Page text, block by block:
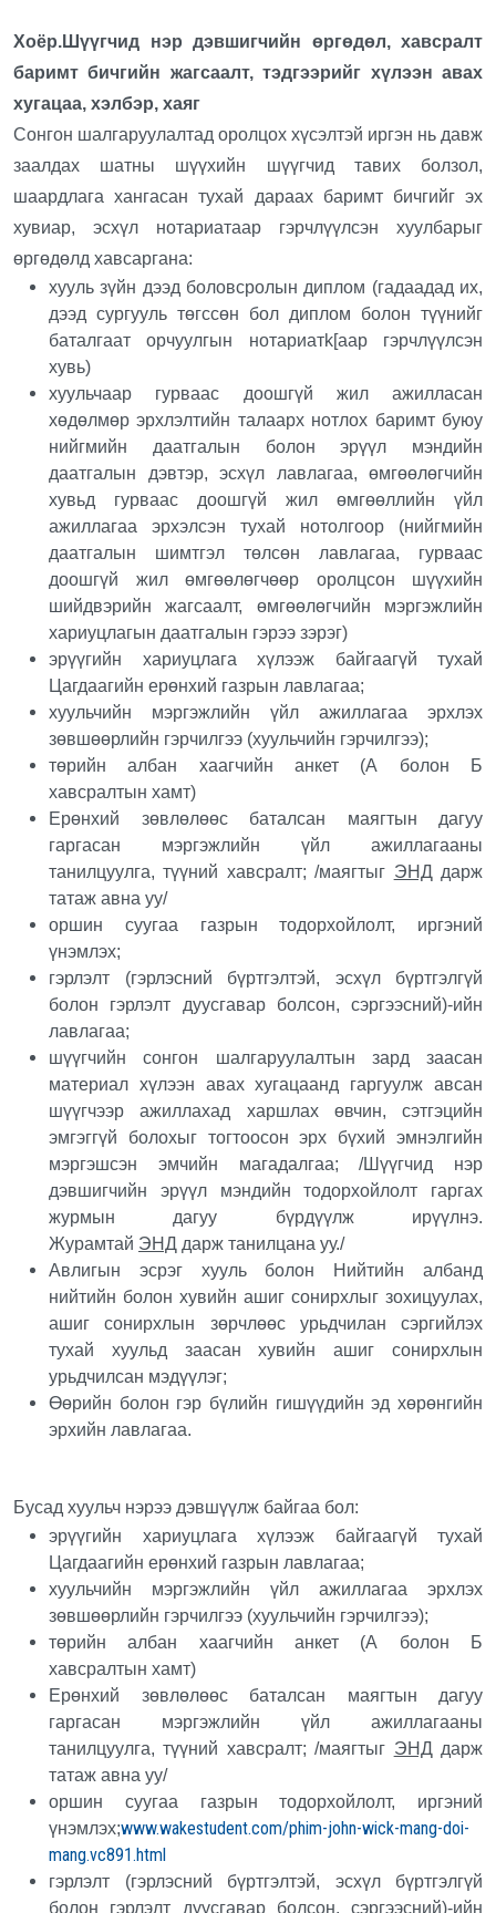
Хоёр.Шүүгчид нэр дэвшигчийн өргөдөл, хавсралт
баримт бичгийн жагсаалт, тэдгээрийг хүлээн авах
хугацаа, хэлбэр, хаяг
Сонгон шалгаруулалтад оролцох хүсэлтэй иргэн нь давж
заалдах шатны шүүхийн шүүгчид тавих болзол,
шаардлага хангасан тухай дараах баримт бичгийг эх
хувиар, эсхүл нотариатаар гэрчлүүлсэн хуулбарыг
өргөдөлд хавсаргана:
хууль зүйн дээд боловсролын диплом (гадаадад их,
дээд сургууль төгссөн бол диплом болон түүнийг
баталгаат орчуулгын нотариатk[аар гэрчлүүлсэн
хувь)
хуульчаар гурваас доошгүй жил ажилласан
хөдөлмөр эрхлэлтийн талаарх нотлох баримт буюу
нийгмийн даатгалын болон эрүүл мэндийн
даатгалын дэвтэр, эсхүл лавлагаа, өмгөөлөгчийн
хувьд гурваас доошгүй жил өмгөөллийн үйл
ажиллагаа эрхэлсэн тухай нотолгоор (нийгмийн
даатгалын шимтгэл төлсөн лавлагаа, гурваас
доошгүй жил өмгөөлөгчөөр оролцсон шүүхийн
шийдвэрийн жагсаалт, өмгөөлөгчийн мэргэжлийн
хариуцлагын даатгалын гэрээ зэрэг)
эрүүгийн хариуцлага хүлээж байгаагүй тухай
Цагдаагийн ерөнхий газрын лавлагаа;
хуульчийн мэргэжлийн үйл ажиллагаа эрхлэх
зөвшөөрлийн гэрчилгээ (хуульчийн гэрчилгээ);
төрийн албан хаагчийн анкет (А болон Б
хавсралтын хамт)
Ерөнхий зөвлөлөөс баталсан маягтын дагуу
гаргасан мэргэжлийн үйл ажиллагааны
танилцуулга, түүний хавсралт; /маягтыг ЭНДдарж
татаж авна уу/
оршин суугаа газрын тодорхойлолт, иргэний
үнэмлэх;
гэрлэлт (гэрлэсний бүртгэлтэй, эсхүл бүртгэлгүй
болон гэрлэлт дуусгавар болсон, сэргээсний)-ийн
лавлагаа;
шүүгчийн сонгон шалгаруулалтын зард заасан
материал хүлээн авах хугацаанд гаргуулж авсан
шүүгчээр ажиллахад харшлах өвчин, сэтгэцийн
эмгэггүй болохыг тогтоосон эрх бүхий эмнэлгийн
мэргэшсэн эмчийн магадалгаа; /Шүүгчид нэр
дэвшигчийн эрүүл мэндийн тодорхойлолт гаргах
журмын дагуу бүрдүүлж ирүүлнэ.
Журамтай ЭНД дарж танилцана уу./
Авлигын эсрэг хууль болон Нийтийн албанд
нийтийн болон хувийн ашиг сонирхлыг зохицуулах,
ашиг сонирхлын зөрчлөөс урьдчилан сэргийлэх
тухай хуульд заасан хувийн ашиг сонирхлын
урьдчилсан мэдүүлэг;
Өөрийн болон гэр бүлийн гишүүдийн эд хөрөнгийн
эрхийн лавлагаа.
Бусад хуульч нэрээ дэвшүүлж байгаа бол:
эрүүгийн хариуцлага хүлээж байгаагүй тухай
Цагдаагийн ерөнхий газрын лавлагаа;
хуульчийн мэргэжлийн үйл ажиллагаа эрхлэх
зөвшөөрлийн гэрчилгээ (хуульчийн гэрчилгээ);
төрийн албан хаагчийн анкет (А болон Б
хавсралтын хамт)
Ерөнхий зөвлөлөөс баталсан маягтын дагуу
гаргасан мэргэжлийн үйл ажиллагааны
танилцуулга, түүний хавсралт; /маягтыг ЭНДдарж
татаж авна уу/
оршин суугаа газрын тодорхойлолт, иргэний
үнэмлэх;www.wakestudent.com/phim-john-wick-mang-doi-
mang.vc891.html
гэрлэлт (гэрлэсний бүртгэлтэй, эсхүл бүртгэлгүй
болон гэрлэлт дуусгавар болсон, сэргээсний)-ийн